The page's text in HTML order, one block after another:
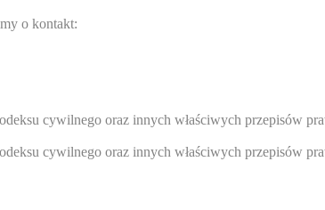
o kontakt:
cywilnego oraz innych właściwych przepisów
cywilnego oraz innych właściwych przepisów